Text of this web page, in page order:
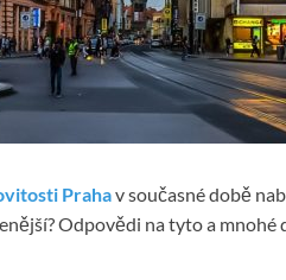
Prahav současné době
Odpovědi na tyto a